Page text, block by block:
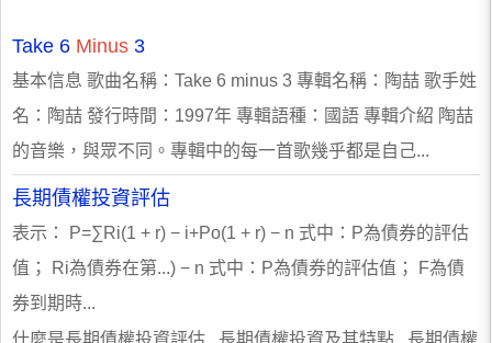
Take 6 Minus 3
基本信息 歌曲名稱：Take 6 minus 3 專輯名稱：陶喆 歌手姓
名：陶喆 發行時間：1997年 專輯語種：國語 專輯介紹 陶喆
的音樂，與眾不同。專輯中的每一首歌幾乎都是自己...
長期債權投資評估
表示： P=∑Ri(1 + r) − i+Po(1 + r) − n 式中：P為債券的評估
值； Ri為債券在第...) − n 式中：P為債券的評估值； F為債
券到期時...
什麼是長期債權投資評估 長期債權投資及其特點 長期債權